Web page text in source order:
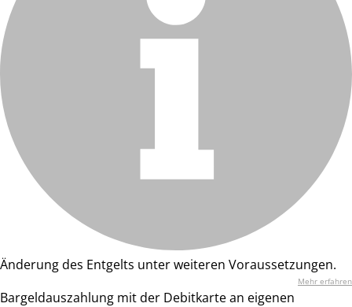
Änderung des Entgelts unter weiteren Voraussetzungen.
Mehr erfahren
Bargeldauszahlung mit der Debitkarte an eigenen